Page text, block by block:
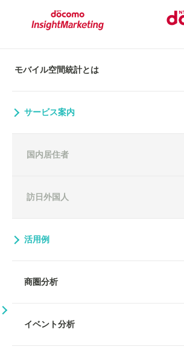
モバイル空間統計とは
サービス案内
国内居住者
訪日外国人
活用例
商圏分析
イベント分析